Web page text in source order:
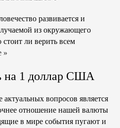
развивается и
из окружающего
ли верить всем
»
на 1 доллар США
вопросов является
отношение нашей валюты
в мире события пугают и